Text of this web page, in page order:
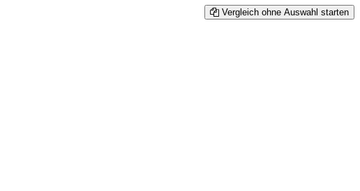
Vergleich ohne Auswahl starten